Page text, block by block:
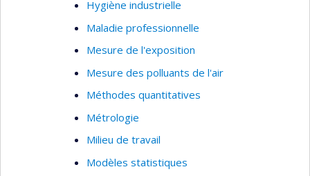
Hygiène industrielle
Maladie professionnelle
Mesure de l'exposition
Mesure des polluants de l'air
Méthodes quantitatives
Métrologie
Milieu de travail
Modèles statistiques